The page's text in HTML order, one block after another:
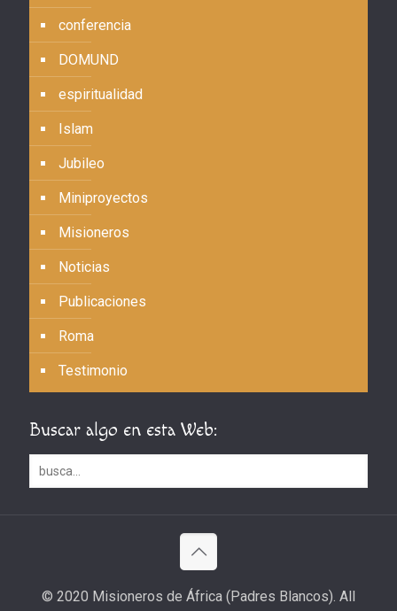
conferencia
DOMUND
espiritualidad
Islam
Jubileo
Miniproyectos
Misioneros
Noticias
Publicaciones
Roma
Testimonio
Buscar algo en esta Web:
© 2020 Misioneros de África (Padres Blancos). All